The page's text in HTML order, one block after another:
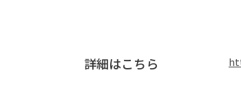
詳細はこちら